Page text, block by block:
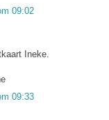
09:02
Ineke.
09:33